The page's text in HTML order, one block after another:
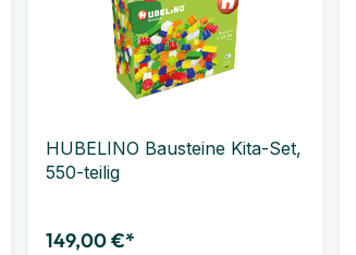
HUBELINO Bausteine Kita-Set,
550-teilig
149,00 €*